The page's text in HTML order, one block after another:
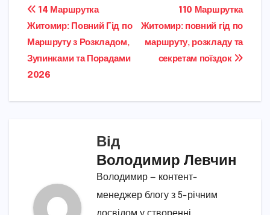
Навігація
записів
110 Маршрутка
Житомир: повний гід по
маршруту, розкладу та
секретам поїздок
14 Маршрутка
Житомир: Повний Гід по
Маршруту з Розкладом,
Зупинками та Порадами
2026
Від
Володимир Левчин
Володимир — контент-
менеджер блогу з 5-річним